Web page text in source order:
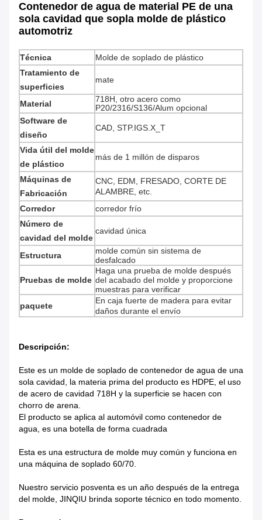
Contenedor de agua de material PE de una
sola cavidad que sopla molde de plástico
automotriz
Técnica
Molde de soplado de plástico
Tratamiento de
superficies
mate
Material
718H, otro acero como
P20/2316/S136/Alum opcional
Software de
diseño
CAD, STP.IGS.X_T
Vida útil del molde
de plástico
más de 1 millón de disparos
Máquinas de
Fabricación
CNC, EDM, FRESADO, CORTE DE
ALAMBRE, etc.
Corredor
corredor frío
Número de
cavidad del molde
cavidad única
Estructura
molde común sin sistema de
desfalcado
Pruebas de molde
Haga una prueba de molde después
del acabado del molde y proporcione
muestras para verificar
paquete
En caja fuerte de madera para evitar
daños durante el envío
Descripción:
Este es un molde de soplado de contenedor de agua de una
sola cavidad, la materia prima del producto es HDPE, el uso
de acero de cavidad 718H y la superficie se hacen con
chorro de arena.
El producto se aplica al automóvil como contenedor de
agua, es una botella de forma cuadrada
Esta es una estructura de molde muy común y funciona en
una máquina de soplado 60/70.
Nuestro servicio posventa es un año después de la entrega
del molde, JINQIU brinda soporte técnico en todo momento.